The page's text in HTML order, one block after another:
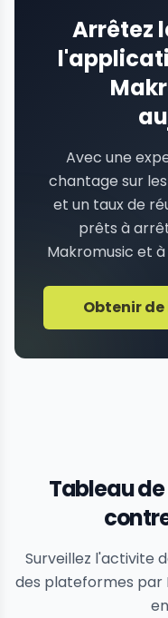
Arrêtez
Avec une
chantage sur
et un taux de
prêts à
Makromusic et
Obtenir
Tableau
Surveillez l'activite
des plateformes par